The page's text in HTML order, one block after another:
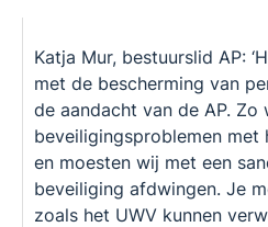
Katja Mur, bestuurslid AP:
met de bescherming van
de aandacht van de AP. Zo
beveiligingsproblemen
en moesten wij met een
beveiliging afdwingen. Je
zoals het UWV kunnen